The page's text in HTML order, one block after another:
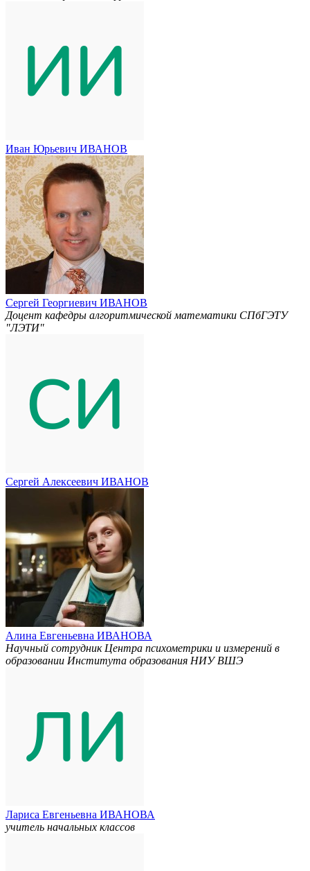
Иван Юрьевич ИВАНОВ
Сергей Георгиевич ИВАНОВ
Доцент кафедры алгоритмической математики СПбГЭТУ
"ЛЭТИ"
Сергей Алексеевич ИВАНОВ
Алина Евгеньевна ИВАНОВА
Научный сотрудник Центра психометрики и измерений в
образовании Института образования НИУ ВШЭ
Лариса Евгеньевна ИВАНОВА
учитель начальных классов